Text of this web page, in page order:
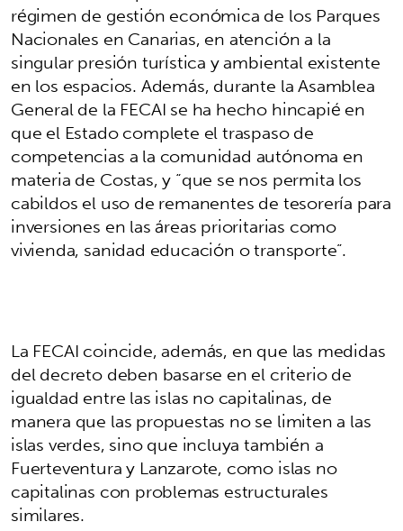
régimen de gestión económica de los Parques
Nacionales en Canarias, en atención a la
singular presión turística y ambiental existente
en los espacios. Además, durante la Asamblea
General de la FECAI se ha hecho hincapié en
que el Estado complete el traspaso de
competencias a la comunidad autónoma en
materia de Costas, y “que se nos permita los
cabildos el uso de remanentes de tesorería para
inversiones en las áreas prioritarias como
vivienda, sanidad educación o transporte”.
La FECAI coincide, además, en que las medidas
del decreto deben basarse en el criterio de
igualdad entre las islas no capitalinas, de
manera que las propuestas no se limiten a las
islas verdes, sino que incluya también a
Fuerteventura y Lanzarote, como islas no
capitalinas con problemas estructurales
similares.